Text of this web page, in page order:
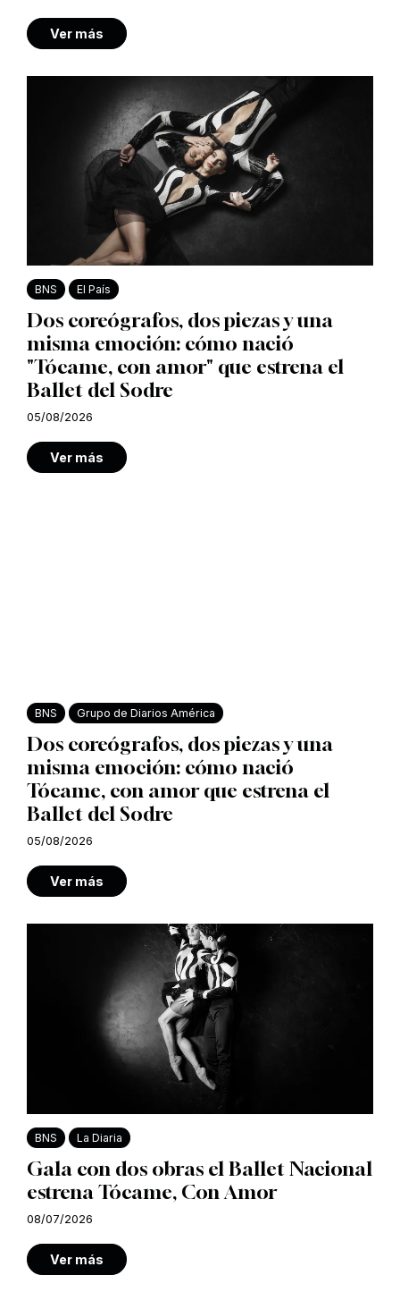
Ver más
BNS El País
Dos coreógrafos, dos piezas y una
misma emoción: cómo nació
"Tócame, con amor" que estrena el
Ballet del Sodre
05/08/2026
Ver más
BNS Grupo de Diarios América
Dos coreógrafos, dos piezas y una
misma emoción: cómo nació
Tócame, con amor que estrena el
Ballet del Sodre
05/08/2026
Ver más
BNS La Diaria
Gala con dos obras el Ballet Nacional
estrena Tócame, Con Amor
08/07/2026
Ver más